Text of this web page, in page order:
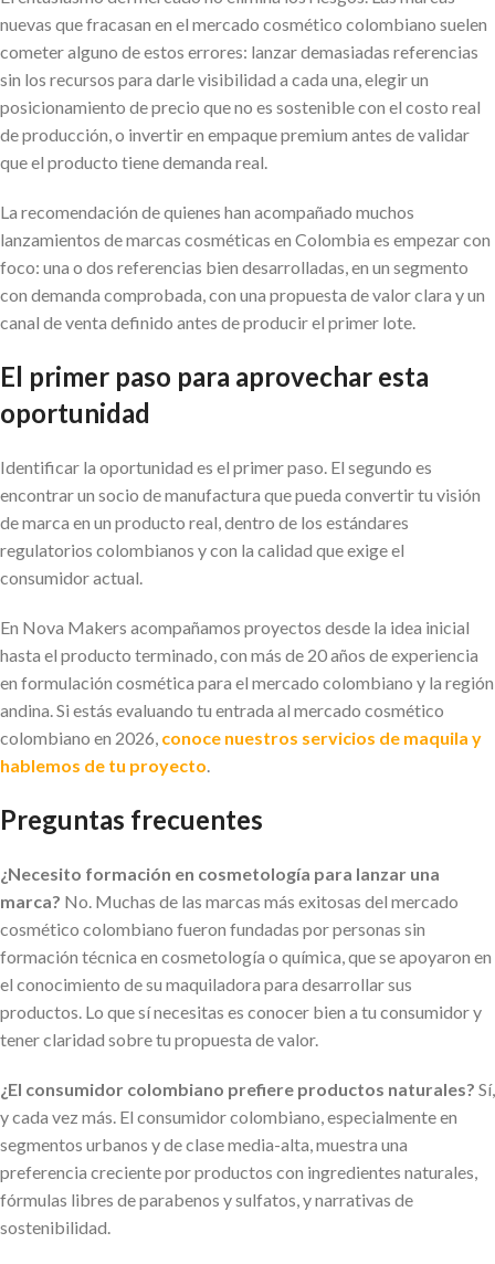
nuevas que fracasan en el mercado cosmético colombiano suelen
cometer alguno de estos errores: lanzar demasiadas referencias
sin los recursos para darle visibilidad a cada una, elegir un
posicionamiento de precio que no es sostenible con el costo real
de producción, o invertir en empaque premium antes de validar
que el producto tiene demanda real.
La recomendación de quienes han acompañado muchos
lanzamientos de marcas cosméticas en Colombia es empezar con
foco: una o dos referencias bien desarrolladas, en un segmento
con demanda comprobada, con una propuesta de valor clara y un
canal de venta definido antes de producir el primer lote.
El primer paso para aprovechar esta
oportunidad
Identificar la oportunidad es el primer paso. El segundo es
encontrar un socio de manufactura que pueda convertir tu visión
de marca en un producto real, dentro de los estándares
regulatorios colombianos y con la calidad que exige el
consumidor actual.
En Nova Makers acompañamos proyectos desde la idea inicial
hasta el producto terminado, con más de 20 años de experiencia
en formulación cosmética para el mercado colombiano y la región
andina. Si estás evaluando tu entrada al mercado cosmético
colombiano en 2026, conoce nuestros servicios de maquila y
hablemos de tu proyecto
Preguntas frecuentes
¿Necesito formación en cosmetología para lanzar una
marca? No. Muchas de las marcas más exitosas del mercado
cosmético colombiano fueron fundadas por personas sin
formación técnica en cosmetología o química, que se apoyaron en
el conocimiento de su maquiladora para desarrollar sus
productos. Lo que sí necesitas es conocer bien a tu consumidor y
tener claridad sobre tu propuesta de valor.
¿El consumidor colombiano prefiere productos naturales? Sí,
y cada vez más. El consumidor colombiano, especialmente en
segmentos urbanos y de clase media-alta, muestra una
preferencia creciente por productos con ingredientes naturales,
fórmulas libres de parabenos y sulfatos, y narrativas de
sostenibilidad.